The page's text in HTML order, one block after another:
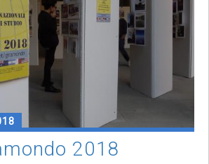
2018